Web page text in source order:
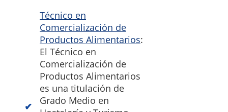
Técnico en
Comercialización de
Productos Alimentarios:
El Técnico en
Comercialización de
Productos Alimentarios
es una titulación de
Grado Medio en